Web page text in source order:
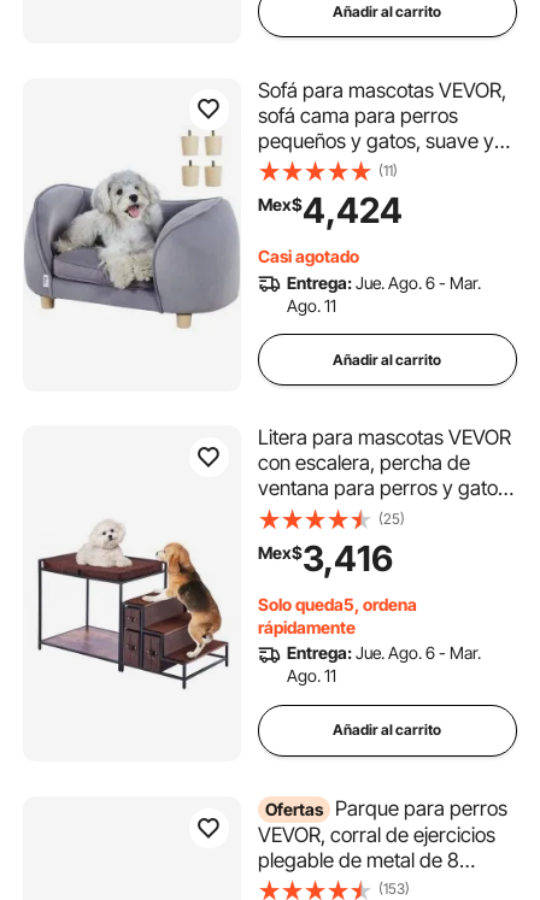
Añadir al carrito
Sofá para mascotas VEVOR,
sofá cama para perros
pequeños y gatos, suave y
aterciopelado, con
capacidad de carga de 30
kg, gris oscuro
(11)
Mex$4,424
Casi agotado
Entrega:Jue. Ago. 6 - Mar.
Ago. 11
Añadir al carrito
Litera para mascotas VEVOR
con escalera, percha de
ventana para perros y gatos
con espacio de
almacenamiento, sofá cama
multinivel para perros,
medianas, para uso en
interiores (marrón oscuro)
(25)
Mex$3,416
Solo queda5, ordena
rápidamente
Entrega:Jue. Ago. 6 - Mar.
Ago. 11
Añadir al carrito
Ofertas Parque para perros
VEVOR, corral de ejercicios
plegable de metal de 8
paneles con cubierta
(153)